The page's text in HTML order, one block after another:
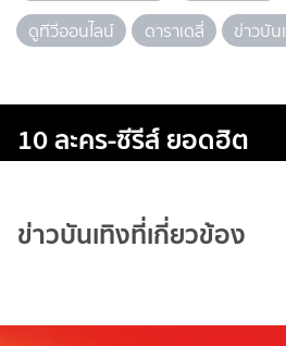
ดูทีวีออนไลน์
ดาราเดลี่ ข่าวบัน
10 ละคร-ซีรีส์ ยอดฮิต
ข่าวบันเทิงที่เกี่ยวข้อง